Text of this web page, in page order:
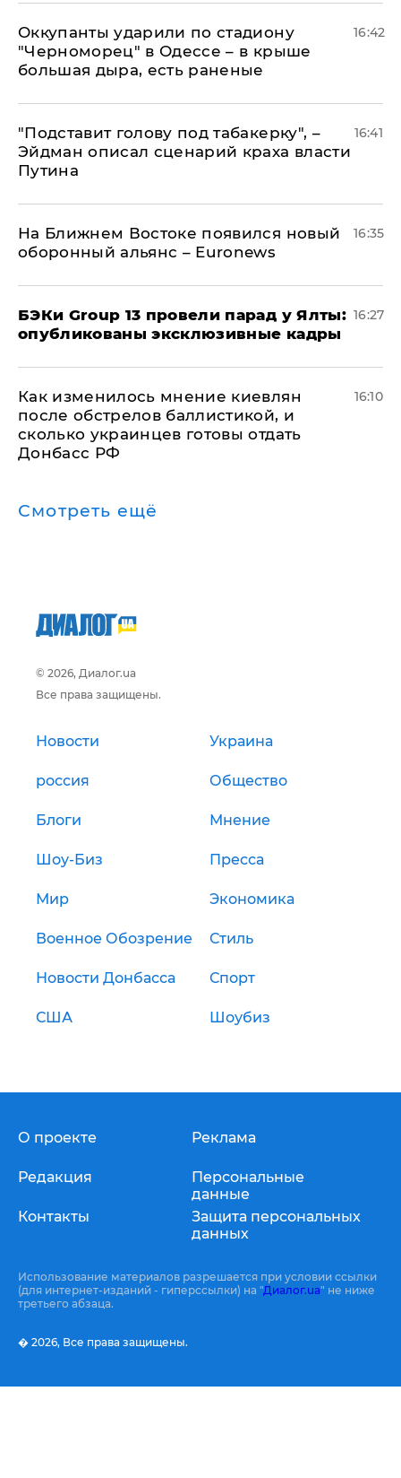
Оккупанты ударили по стадиону
"Черноморец" в Одессе – в крыше
большая дыра, есть раненые
16:42
​"Подставит голову под табакерку", –
Эйдман описал сценарий краха власти
Путина
16:41
На Ближнем Востоке появился новый
оборонный альянс – Euronews
16:35
​БЭКи Group 13 провели парад у Ялты:
опубликованы эксклюзивные кадры
16:27
Как изменилось мнение киевлян
после обстрелов баллистикой, и
сколько украинцев готовы отдать
Донбасс РФ
16:10
Смотреть ещё
© 2026, Диалог.ua
Все права защищены.
Новости Украина
россия Общество
Блоги Мнение
Шоу-Биз Пресса
Мир Экономика
Военное Обозрение Стиль
Новости Донбасса Спорт
США Шоубиз
О проекте
Редакция
Контакты
Реклама
Персональные
данные
Защита персональных
данных
Использование материалов разрешается при условии ссылки
(для интернет-изданий - гиперссылки) на "Диалог.ua" не ниже
третьего абзаца.
� 2026, Все права защищены.